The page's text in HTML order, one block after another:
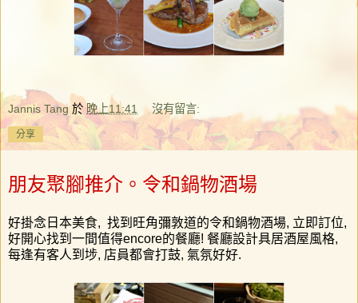
Jannis Tang 於 晚上11:41 沒有留言:
分享
朋友聚腳推介。令和鍋物酒場
好掛念日本美食, 找到旺角彌敦道的令和鍋物酒場, 立即訂位,
好開心找到一間值得encore的餐廳! 餐廳設計具居酒屋風格,
每逢有客人到埗, 店員都會打鼓, 氣氛好好.